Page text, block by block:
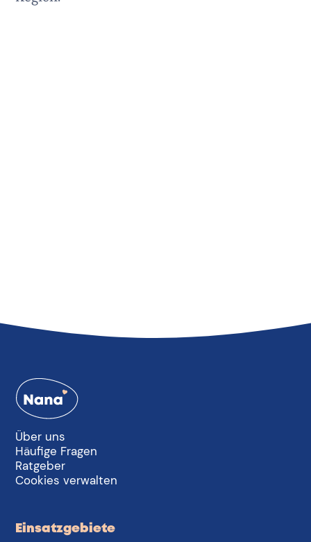
Über uns
Häufige Fragen
Ratgeber
Cookies verwalten
Einsatzgebiete